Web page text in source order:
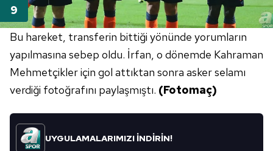
Bu hareket, transferin bittiği yönünde yorumların
yapılmasına sebep oldu. İrfan, o dönemde Kahraman
Mehmetçikler için gol attıktan sonra asker selamı
verdiği fotoğrafını paylaşmıştı. (Fotomaç)
UYGULAMALARIMIZI İNDİRİN!